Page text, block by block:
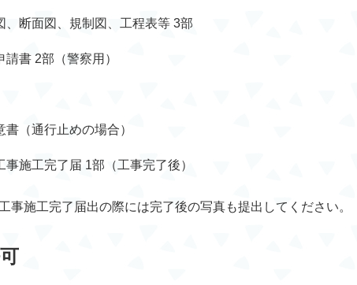
、断面図、規制図、工程表等 3部
書 2部（警察用）
（通行止めの場合）
事施工完了届 1部（工事完了後）
事施工完了届出の際には完了後の写真も提出してください。